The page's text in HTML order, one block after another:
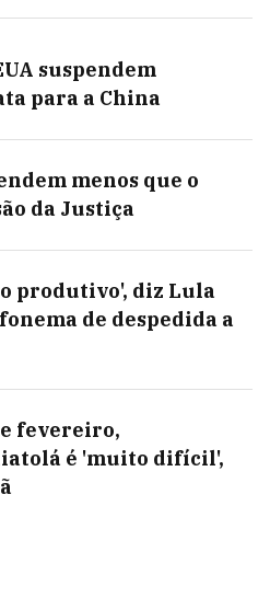
suspendem
para a China
menos que o
da Justiça
produtivo', diz Lula
de despedida a
fevereiro,
é 'muito difícil',